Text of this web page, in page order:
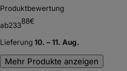
Produktbewertung
ab23388€
Lieferung 10. – 11. Aug.
Mehr Produkte anzeigen